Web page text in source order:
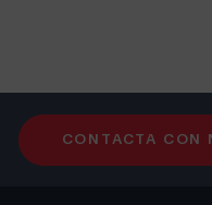
CONTACTA CON